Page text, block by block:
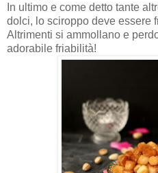
In ultimo e come detto tante
dolci, lo sciroppo deve essere
Altrimenti si ammollano e
adorabile friabilità!